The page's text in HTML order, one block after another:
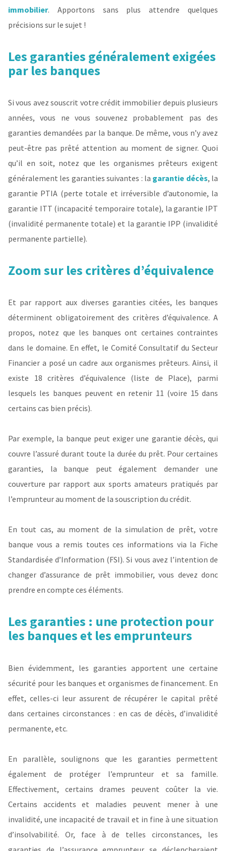
immobilier. Apportons sans plus attendre quelques
précisions sur le sujet !
Les garanties généralement exigées
par les banques
Si vous avez souscrit votre crédit immobilier depuis plusieurs
années, vous ne vous souvenez probablement pas des
garanties demandées par la banque. De même, vous n’y avez
peut-être pas prêté attention au moment de signer. Quoi
qu’il en soit, notez que les organismes prêteurs exigent
généralement les garanties suivantes : la garantie décès, la
garantie PTIA (perte totale et irréversible d’autonomie, la
garantie ITT (incapacité temporaire totale), la garantie IPT
(invalidité permanente totale) et la garantie IPP (invalidité
permanente partielle).
Zoom sur les critères d’équivalence
Et par rapport aux diverses garanties citées, les banques
déterminent obligatoirement des critères d’équivalence. A
propos, notez que les banques ont certaines contraintes
dans le domaine. En effet, le Comité Consultatif du Secteur
Financier a posé un cadre aux organismes prêteurs. Ainsi, il
existe 18 critères d’équivalence (liste de Place), parmi
lesquels les banques peuvent en retenir 11 (voire 15 dans
certains cas bien précis).
Par exemple, la banque peut exiger une garantie décès, qui
couvre l’assuré durant toute la durée du prêt. Pour certaines
garanties, la banque peut également demander une
couverture par rapport aux sports amateurs pratiqués par
l’emprunteur au moment de la souscription du crédit.
En tout cas, au moment de la simulation de prêt, votre
banque vous a remis toutes ces informations via la Fiche
Standardisée d’Information (FSI). Si vous avez l’intention de
changer d’assurance de prêt immobilier, vous devez donc
prendre en compte ces éléments.
Les garanties : une protection pour
les banques et les emprunteurs
Bien évidemment, les garanties apportent une certaine
sécurité pour les banques et organismes de financement. En
effet, celles-ci leur assurent de récupérer le capital prêté
dans certaines circonstances : en cas de décès, d’invalidité
permanente, etc.
En parallèle, soulignons que les garanties permettent
également de protéger l’emprunteur et sa famille.
Effectivement, certains drames peuvent coûter la vie.
Certains accidents et maladies peuvent mener à une
invalidité, une incapacité de travail et in fine à une situation
d’insolvabilité. Or, face à de telles circonstances, les